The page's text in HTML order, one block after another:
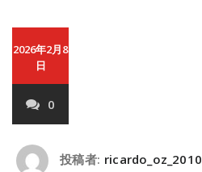
2026年2月8
日
0
投稿者: ricardo_oz_2010